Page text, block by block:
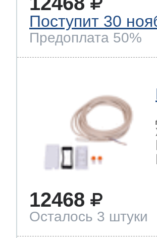
Поступит 30
Предоплата 50%
12468
Осталось 3 штуки